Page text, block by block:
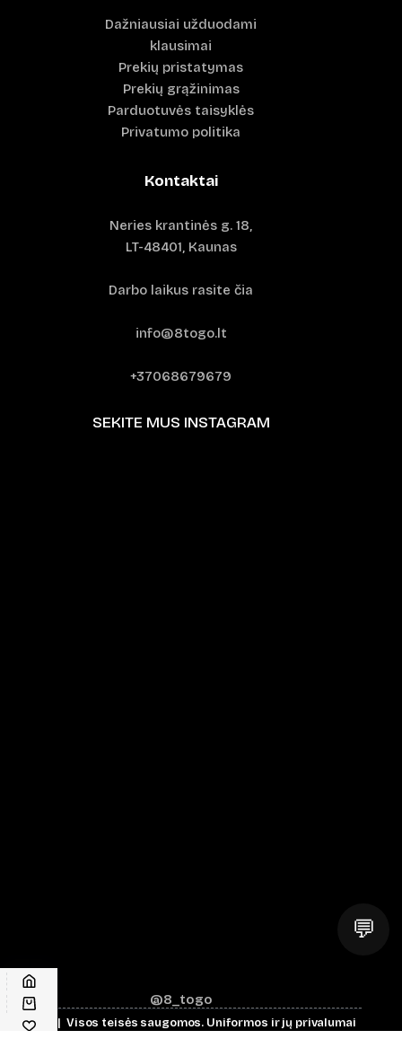
Dažniausiai užduodami
klausimai
Prekių pristatymas
Prekių grąžinimas
Parduotuvės taisyklės
Privatumo politika
Kontaktai
Neries krantinės g. 18,
LT-48401, Kaunas
Darbo laikus rasite čia
info@8togo.lt
+37068679679
SEKITE MUS INSTAGRAM
@8_togo
© 2026 | Visos teisės saugomos. Uniformos ir jų privalumai
💬